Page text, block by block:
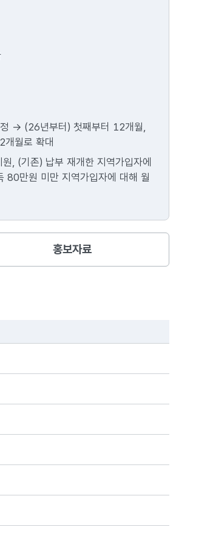
-> (26년부터) 첫째부터 12개월,
월로 확대
, (기존) 납부 재개한 지역가입자에
만원 미만 지역가입자에 대해 월
홍보자료